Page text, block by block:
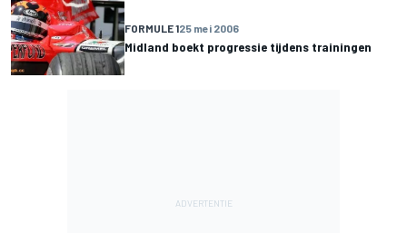
FORMULE 125 mei 2006
Midland boekt progressie tijdens trainingen